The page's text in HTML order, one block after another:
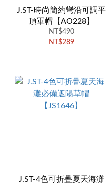
J.ST-時尚簡約彎沿可調平
頂軍帽【AO228】
NT$490
NT$289
J.ST-4色可折疊夏天海灘